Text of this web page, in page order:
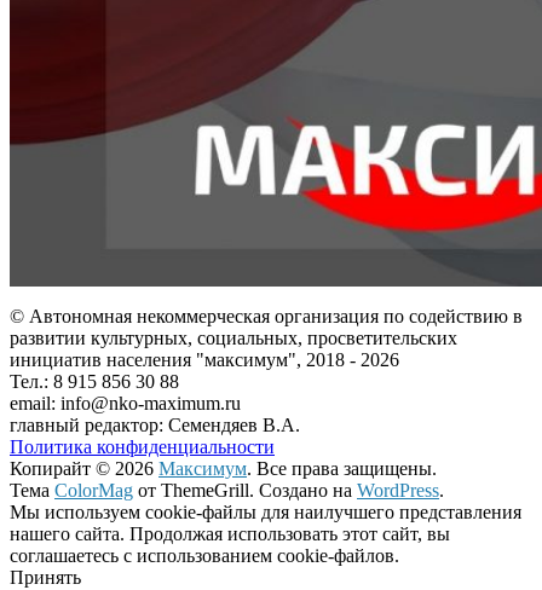
© Автономная некоммерческая организация по содействию в
развитии культурных, социальных, просветительских
инициатив населения "максимум", 2018 - 2026
Тел.: 8 915 856 30 88
email: info@nko-maximum.ru
главный редактор: Семендяев В.А.
Политика конфиденциальности
Копирайт © 2026 Максимум. Все права защищены.
Тема ColorMag от ThemeGrill. Создано на WordPress.
Мы используем cookie-файлы для наилучшего представления
нашего сайта. Продолжая использовать этот сайт, вы
соглашаетесь с использованием cookie-файлов.
Принять